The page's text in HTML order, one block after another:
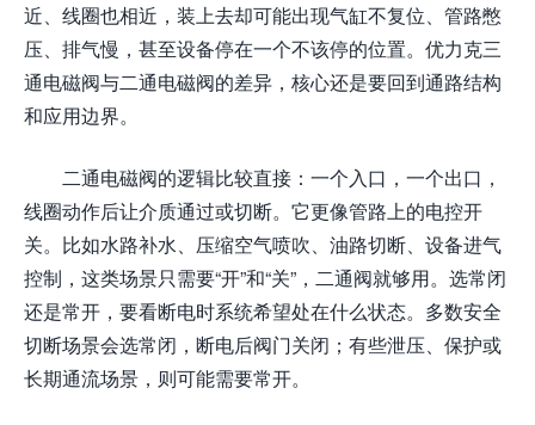
近、线圈也相近，装上去却可能出现气缸不复位、管路憋
压、排气慢，甚至设备停在一个不该停的位置。优力克三
通电磁阀与二通电磁阀的差异，核心还是要回到通路结构
和应用边界。
二通电磁阀的逻辑比较直接：一个入口，一个出口，
线圈动作后让介质通过或切断。它更像管路上的电控开
关。比如水路补水、压缩空气喷吹、油路切断、设备进气
控制，这类场景只需要“开”和“关”，二通阀就够用。选常闭
还是常开，要看断电时系统希望处在什么状态。多数安全
切断场景会选常闭，断电后阀门关闭；有些泄压、保护或
长期通流场景，则可能需要常开。